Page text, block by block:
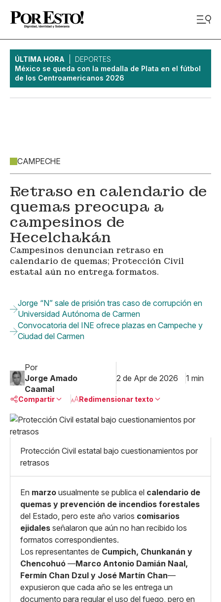
ÚLTIMA HORA
DEPORTES
México se queda con la medalla de Plata en el fútbol
de los Centroamericanos 2026
CAMPECHE
Retraso en calendario de
quemas preocupa a
campesinos de
Hecelchakán
Campesinos denuncian retraso en
calendario de quemas; Protección Civil
estatal aún no entrega formatos.
Jorge “N” sale de prisión tras caso de corrupción en
Universidad Autónoma de Carmen
Convocatoria del INE ofrece plazas en Campeche y
Ciudad del Carmen
Por
Jorge Amado
Caamal
2 de Apr de 2026 1 min
Compartir
Linkedin
X
Copiar enlace
Redimensionar texto
Grande
Protección Civil estatal bajo cuestionamientos por
retrasos
En marzo usualmente se publica el calendario de
quemas y prevención de incendios forestales
del Estado, pero este año varios comisarios
ejidales señalaron que aún no han recibido los
formatos correspondientes.
Los representantes de Cumpich, Chunkanán y
Chencohuó —Marco Antonio Damián Naal,
Fermín Chan Dzul y José Martín Chan—
expusieron que cada año se les entrega un
documento para regular el uso del fuego, pero en